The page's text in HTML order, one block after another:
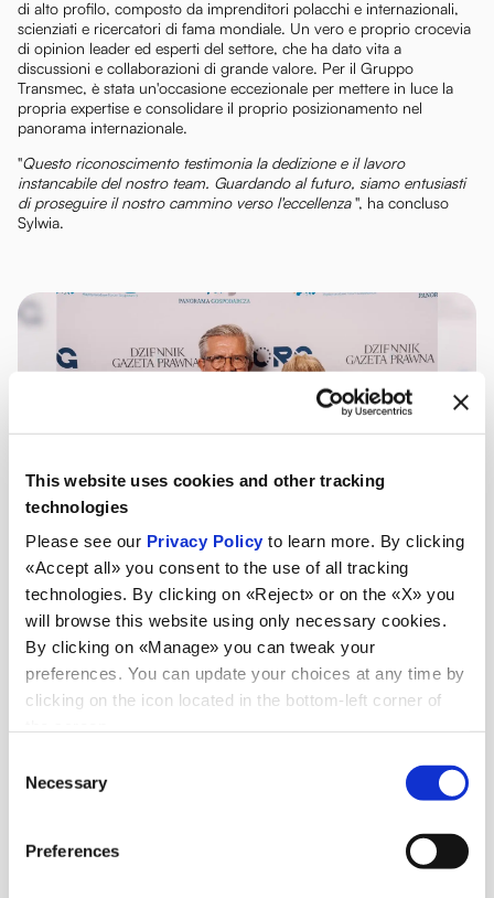
This website uses cookies and other tracking
technologies
Please see our Privacy Policy to learn more. By clicking
«Accept all» you consent to the use of all tracking
technologies. By clicking on «Reject» or on the «X» you
will browse this website using only necessary cookies.
By clicking on «Manage» you can tweak your
preferences. You can update your choices at any time by
clicking on the icon located in the bottom-left corner of
Selection
Necessary
Preferences
di alto profilo, composto da imprenditori polacchi e internazionali,
scienziati e ricercatori di fama mondiale. Un vero e proprio crocevia
di opinion leader ed esperti del settore, che ha dato vita a
discussioni e collaborazioni di grande valore. Per il Gruppo
Transmec, è stata un'occasione eccezionale per mettere in luce la
propria expertise e consolidare il proprio posizionamento nel
panorama internazionale.
"Questo riconoscimento testimonia la dedizione e il lavoro
instancabile del nostro team. Guardando al futuro, siamo entusiasti
di proseguire il nostro cammino verso l'eccellenza", ha concluso
Sylwia.